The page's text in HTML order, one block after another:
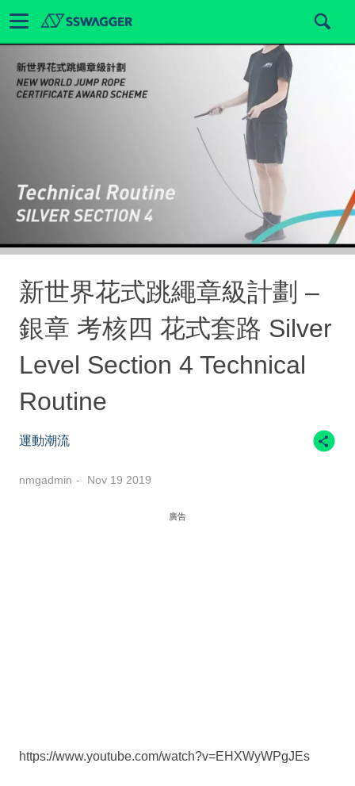
新世界花式跳繩章級計劃 –
銀章 考核四 花式套路 Silver
Level Section 4 Technical
Routine
運動潮流
nmgadmin Nov 19 2019
廣告
https://www.youtube.com/watch?v=EHXWyWPgJEs